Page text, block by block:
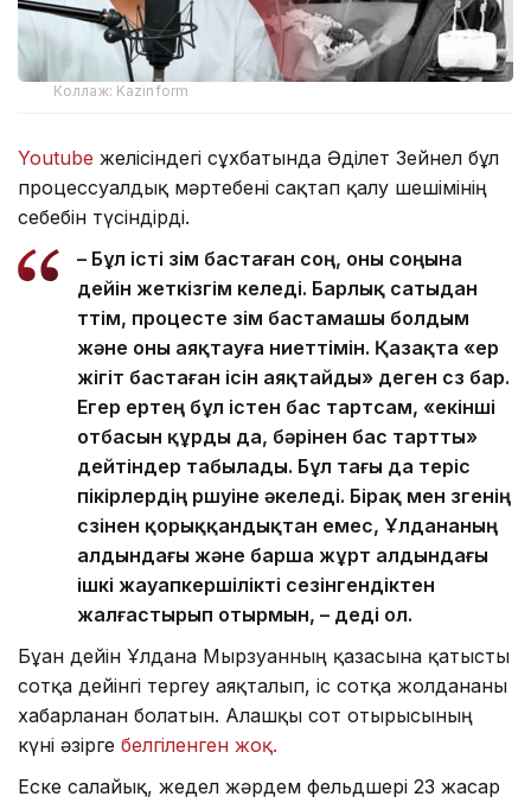
Коллаж: Kazinform
Youtube желісіндегі сұхбатында Әділет Зейнел бұл
процессуалдық мәртебені сақтап қалу шешімінің
себебін түсіндірді.
– Бұл істі өзім бастаған соң, оны соңына
дейін жеткізгім келеді. Барлық сатыдан
өттім, процесте өзім бастамашы болдым
және оны аяқтауға ниеттімін. Қазақта «ер
жігіт бастаған ісін аяқтайды» деген сөз бар.
Егер ертең бұл істен бас тартсам, «екінші
отбасын құрды да, бәрінен бас тартты»
дейтіндер табылады. Бұл тағы да теріс
пікірлердің өршуіне әкеледі. Бірақ мен өзгенің
сөзінен қорыққандықтан емес, Ұлдананың
алдындағы және барша жұрт алдындағы
ішкі жауапкершілікті сезінгендіктен
жалғастырып отырмын, – деді ол.
Бұған дейін Ұлдана Мырзуанның қазасына қатысты
сотқа дейінгі тергеу аяқталып, іс сотқа жолданғаны
хабарланған болатын. Алғашқы сот отырысының
күні әзірге белгіленген жоқ.
Еске салайық, жедел жәрдем фельдшері 23 жасар